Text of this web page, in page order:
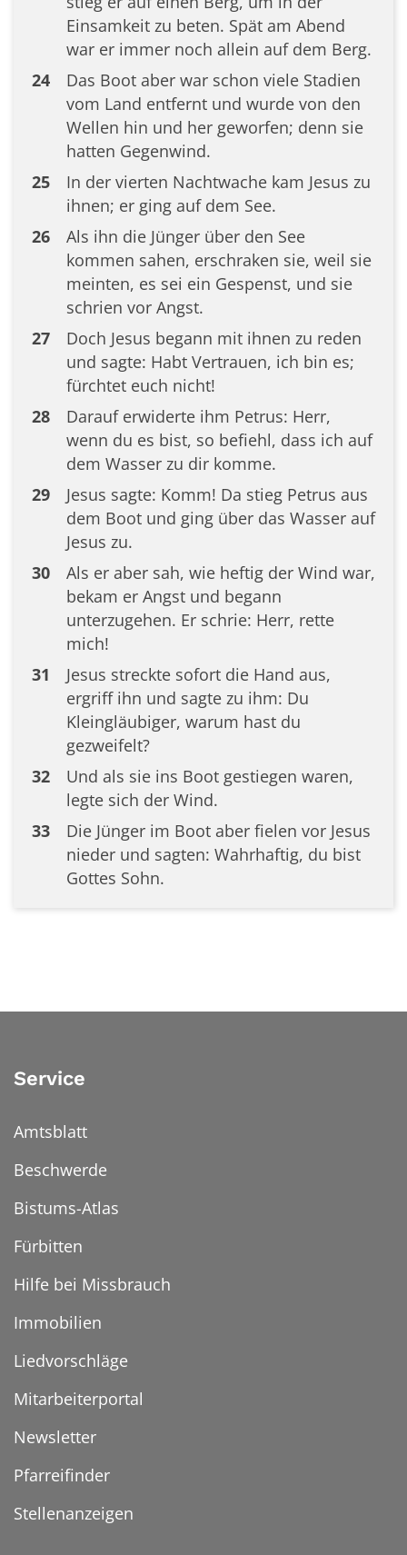
Einsamkeit zu beten. Spät am Abend
war er immer noch allein auf dem Berg.
24
Das Boot aber war schon viele Stadien
vom Land entfernt und wurde von den
Wellen hin und her geworfen; denn sie
hatten Gegenwind.
25
In der vierten Nachtwache kam Jesus zu
ihnen; er ging auf dem See.
26
Als ihn die Jünger über den See
kommen sahen, erschraken sie, weil sie
meinten, es sei ein Gespenst, und sie
schrien vor Angst.
27
Doch Jesus begann mit ihnen zu reden
und sagte: Habt Vertrauen, ich bin es;
fürchtet euch nicht!
28
Darauf erwiderte ihm Petrus: Herr,
wenn du es bist, so befiehl, dass ich auf
dem Wasser zu dir komme.
29
Jesus sagte: Komm! Da stieg Petrus aus
dem Boot und ging über das Wasser auf
Jesus zu.
30
Als er aber sah, wie heftig der Wind war,
bekam er Angst und begann
unterzugehen. Er schrie: Herr, rette
mich!
31
Jesus streckte sofort die Hand aus,
ergriff ihn und sagte zu ihm: Du
Kleingläubiger, warum hast du
gezweifelt?
32
Und als sie ins Boot gestiegen waren,
legte sich der Wind.
33
Die Jünger im Boot aber fielen vor Jesus
nieder und sagten: Wahrhaftig, du bist
Gottes Sohn.
Service
Amtsblatt
Beschwerde
Bistums-Atlas
Fürbitten
Hilfe bei Missbrauch
Immobilien
Liedvorschläge
Mitarbeiterportal
Newsletter
Pfarreifinder
Stellenanzeigen